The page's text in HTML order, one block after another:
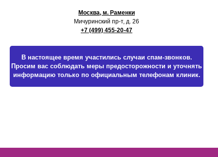
Москва, м. Раменки
Мичуринский пр-т, д. 26
+7 (499) 455-20-47
В настоящее время участились случаи спам-звонков.
Просим вас соблюдать меры предосторожности и уточнять
информацию только по официальным телефонам клиник.